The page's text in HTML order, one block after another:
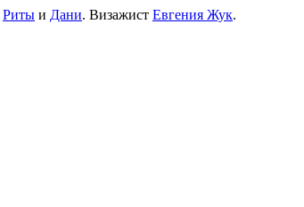
Риты и Дани. Визажист Евгения Жук.